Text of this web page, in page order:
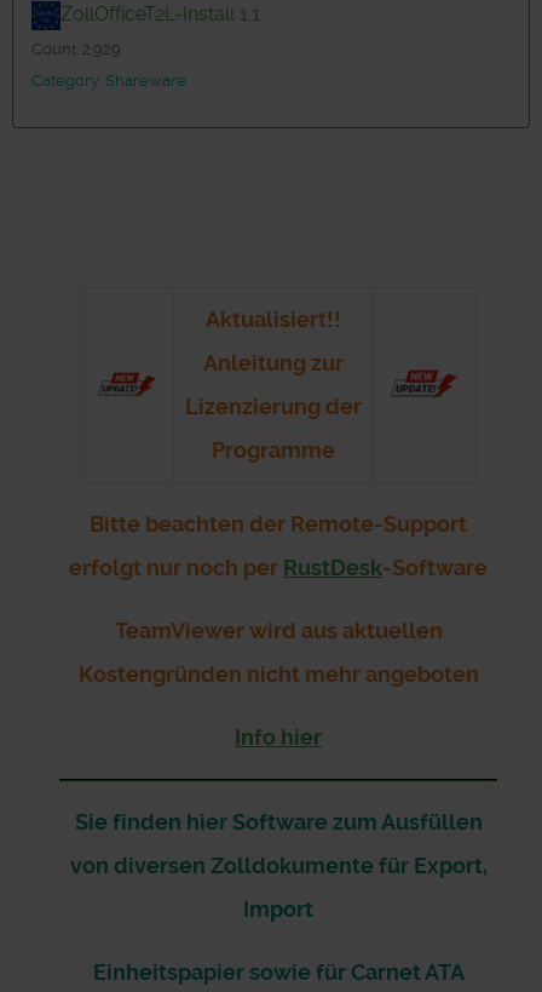
ZollOfficeT2L-Install 1.1
Count: 2.929
Category: Shareware
Aktualisiert!!
Anleitung zur
Lizenzierung der
Programme
Bitte beachten der Remote-Support
erfolgt nur noch per RustDesk-Software
TeamViewer wird aus aktuellen
Kostengründen nicht mehr angeboten
Info hier
Sie finden hier Software zum Ausfüllen
von diversen Zolldokumente für Export,
Import
Einheitspapier sowie für Carnet ATA